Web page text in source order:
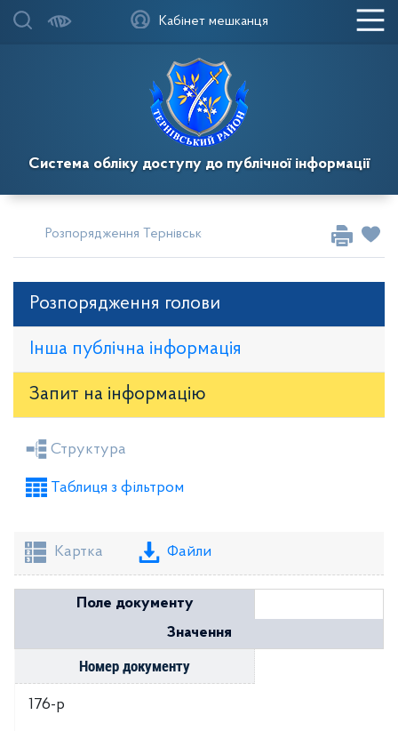
Система обліку доступу до публічної інформації
Кабінет мешканця
Розпорядження Тернівського районного голови
Розпорядження голови
Інша публічна інформація
Запит на iнформацію
Засідання районної ради
Проекти рішень районної ради
Структура
Таблиця з фільтром
Картка Файли
Поле документу
Значення
Номер документу
176-р